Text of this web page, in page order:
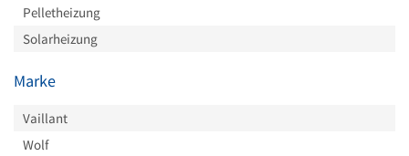
Pelletheizung
Solarheizung
Marke
Vaillant
Wolf